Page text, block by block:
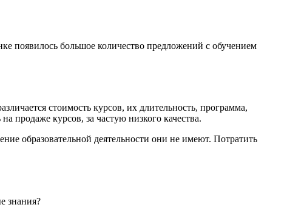
появилось большое количество предложений с обучением
стоимость курсов, их длительность, программа,
продаже курсов, за частую низкого качества.
образовательной деятельности они не имеют. Потратить
знания?